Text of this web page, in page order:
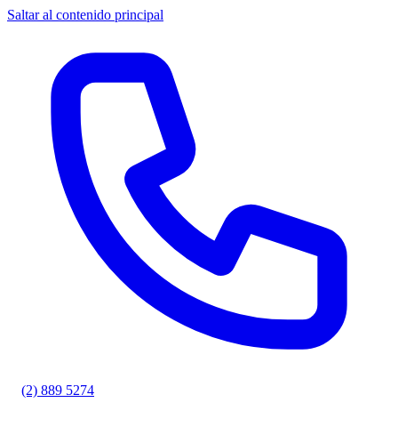
Saltar al contenido principal
(2) 889 5274